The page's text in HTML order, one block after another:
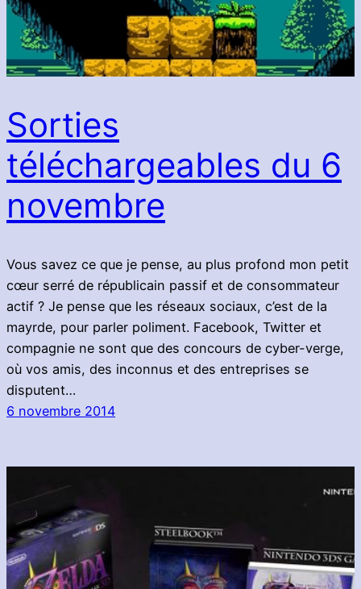
Sorties
téléchargeables du 6
novembre
Vous savez ce que je pense, au plus profond mon petit
cœur serré de républicain passif et de consommateur
actif ? Je pense que les réseaux sociaux, c’est de la
mayrde, pour parler poliment. Facebook, Twitter et
compagnie ne sont que des concours de cyber-verge,
où vos amis, des inconnus et des entreprises se
disputent…
6 novembre 2014